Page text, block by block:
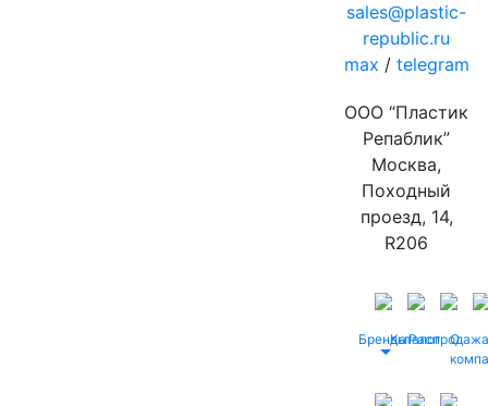
sales@plastic-
republic.ru
max / telegram
ООО “Пластик
Репаблик”
Москва,
Походный
проезд, 14,
R206
БрендыКаталог
Распродажа
О